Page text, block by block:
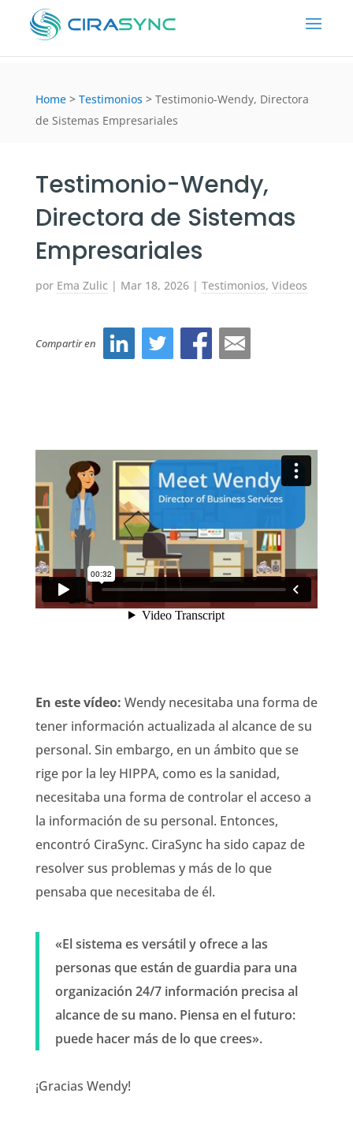
Home > Testimonios > Testimonio-Wendy, Directora
de Sistemas Empresariales
Testimonio-Wendy,
Directora de Sistemas
Empresariales
por Ema Zulic | Mar 18, 2026| Testimonios, Videos
Compartir en
En este vídeo: Wendy necesitaba una forma de
tener información actualizada al alcance de su
personal. Sin embargo, en un ámbito que se
rige por la ley HIPPA, como es la sanidad,
necesitaba una forma de controlar el acceso a
la información de su personal. Entonces,
encontró CiraSync. CiraSync ha sido capaz de
resolver sus problemas y más de lo que
pensaba que necesitaba de él.
«El sistema es versátil y ofrece a las
personas que están de guardia para una
organización 24/7 información precisa al
alcance de su mano. Piensa en el futuro:
puede hacer más de lo que crees».
¡Gracias Wendy!